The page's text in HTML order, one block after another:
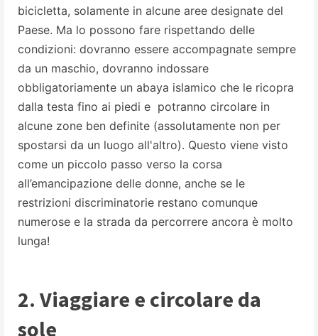
bicicletta, solamente in alcune aree designate del
Paese. Ma lo possono fare rispettando delle
condizioni: dovranno essere accompagnate sempre
da un maschio, dovranno indossare
obbligatoriamente un abaya islamico che le ricopra
dalla testa fino ai piedi e potranno circolare in
alcune zone ben definite (assolutamente non per
spostarsi da un luogo all'altro). Questo viene visto
come un piccolo passo verso la corsa
all’emancipazione delle donne, anche se le
restrizioni discriminatorie restano comunque
numerose e la strada da percorrere ancora è molto
lunga!
2. Viaggiare e circolare da
sole